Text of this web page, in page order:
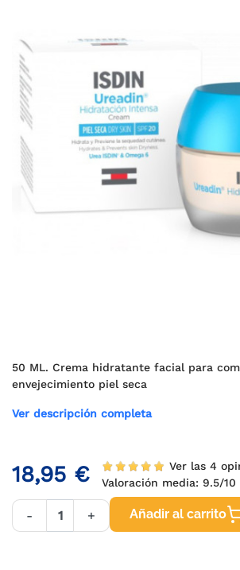
50 ML. Crema hidratante facial para
envejecimiento piel seca
Ver descripción completa
18,95 €
Ver las 4
Valoración media: 9.5/10
- + Añadir al carrito